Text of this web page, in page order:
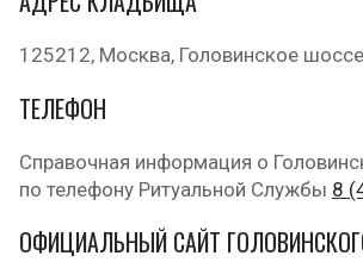
125212, Москва, Головинское
ТЕЛЕФОН
Справочная информация о
по телефону Ритуальной Службы 8
ОФИЦИАЛЬНЫЙ САЙТ